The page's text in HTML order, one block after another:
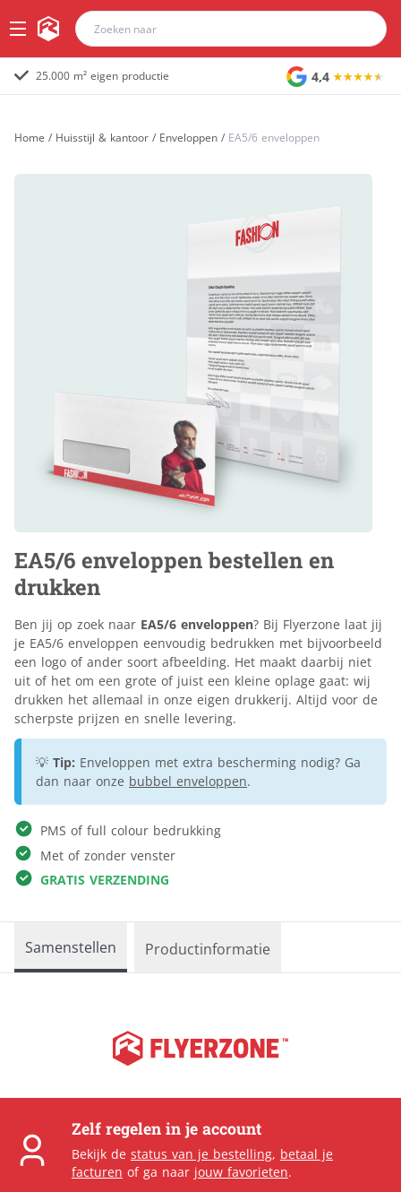
25.000 m² eigen productie 4,4
Home / Huisstijl & kantoor / Enveloppen / EA5/6 enveloppen
EA5/6 enveloppen bestellen en
drukken
Ben jij op zoek naar EA5/6 enveloppen? Bij Flyerzone laat jij
je EA5/6 enveloppen eenvoudig bedrukken met bijvoorbeeld
een logo of ander soort afbeelding. Het maakt daarbij niet
uit of het om een grote of juist een kleine oplage gaat: wij
drukken het allemaal in onze eigen drukkerij. Altijd voor de
scherpste prijzen en snelle levering.
💡 Tip: Enveloppen met extra bescherming nodig? Ga
dan naar onze bubbel enveloppen.
PMS of full colour bedrukking
Met of zonder venster
GRATIS VERZENDING
Samenstellen Productinformatie
Zelf regelen in je account
Bekijk de status van je bestelling, betaal je
facturen of ga naar jouw favorieten.